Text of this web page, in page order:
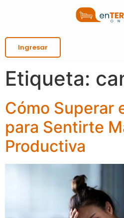
Ingresar
Etiqueta:
Cómo Superar
para Sentirte
Productiva